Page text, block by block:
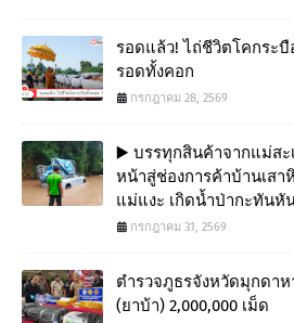
รอดแล้ว! ไถ่ชีวิตโคกระบื
รอดทั้งคอก
กรกฎาคม 28, 2569
▶️ บรรทุกสินค้าจากแม่สะ
หน้าสู่ช่องการค้าบ้านเสา
แม่แงะ เกิดน้ำป่ากะทัน
กรกฎาคม 31, 2569
ตำรวจภูธรจังหวัดมุกดา
(ยาบ้า) 2,000,000 เม็ด